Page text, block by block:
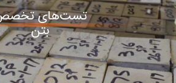
تست‌های
بتن